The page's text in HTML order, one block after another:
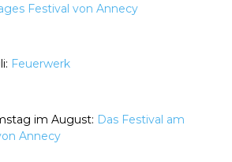
Festival von Annecy
Feuerwerk
im August: Das Festival am
Annecy